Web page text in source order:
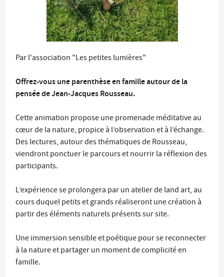
Par l'association "Les petites lumières"
Offrez-vous une parenthèse en famille autour de la
pensée de Jean-Jacques Rousseau.
Cette animation propose une promenade méditative au
cœur de la nature, propice à l’observation et à l’échange.
Des lectures, autour des thématiques de Rousseau,
viendront ponctuer le parcours et nourrir la réflexion des
participants.
L’expérience se prolongera par un atelier de land art, au
cours duquel petits et grands réaliseront une création à
partir des éléments naturels présents sur site.
Une immersion sensible et poétique pour se reconnecter
à la nature et partager un moment de complicité en
famille.